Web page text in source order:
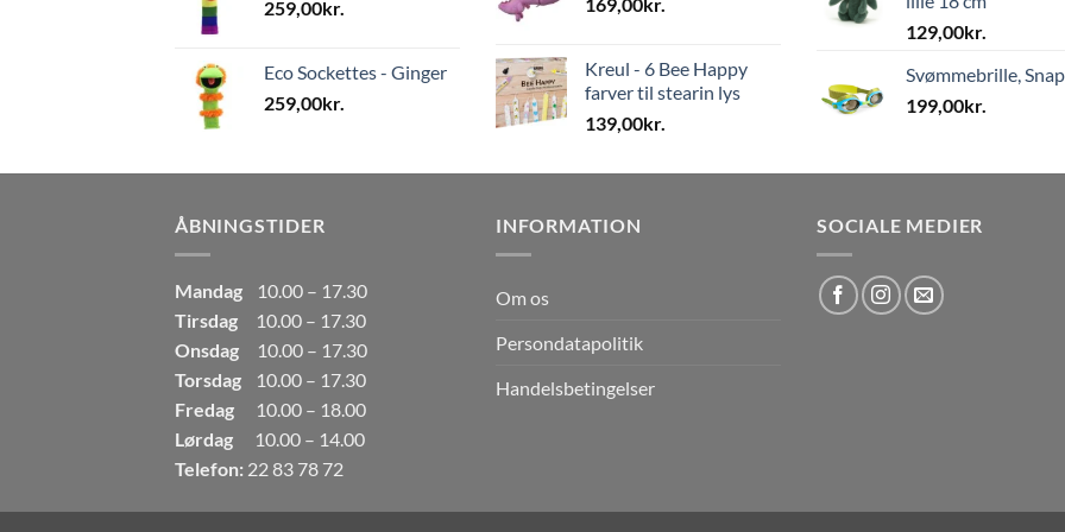
259,00kr.
Eco Sockettes - Ginger
259,00kr.
169,00kr.
Kreul - 6 Bee Happy
farver til stearin lys
139,00kr.
129,00kr.
Svømmebrille,
199,00kr.
ÅBNINGSTIDER
Mandag
10.00 – 17.30
Tirsdag
10.00 – 17.30
Onsdag
10.00 – 17.30
Torsdag
10.00 – 17.30
Fredag
10.00 – 18.00
Lørdag
10.00 – 14.00
Telefon: 22 83 78 72
INFORMATION
Om os
Persondatapolitik
Handelsbetingelser
SOCIALE MEDIER